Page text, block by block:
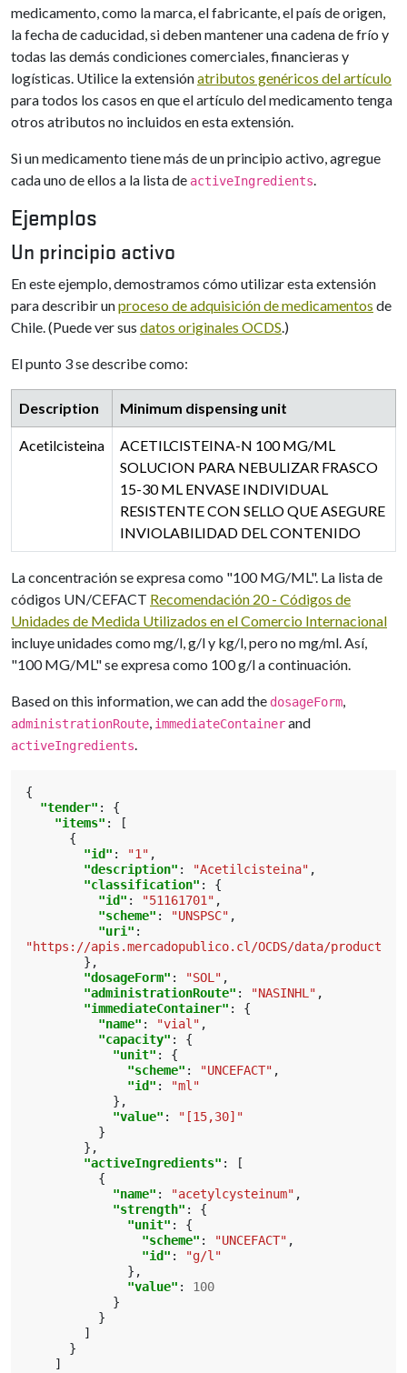
medicamento, como la marca, el fabricante, el país de origen,
la fecha de caducidad, si deben mantener una cadena de frío y
todas las demás condiciones comerciales, financieras y
logísticas. Utilice la extensiónatributos genéricos del artículo
para todos los casos en que el artículo del medicamento tenga
otros atributos no incluidos en esta extensión.
Si un medicamento tiene más de un principio activo, agregue
cada uno de ellos a la lista de activeIngredients.
Ejemplos
Un principio activo
En este ejemplo, demostramos cómo utilizar esta extensión
para describir unproceso de adquisición de medicamentos de
Chile. (Puede ver sus datos originales OCDS.)
El punto 3 se describe como:
Description Minimum dispensing unit
Acetilcisteina
ACETILCISTEINA-N 100 MG/ML
SOLUCION PARA NEBULIZAR FRASCO
15-30 ML ENVASE INDIVIDUAL
RESISTENTE CON SELLO QUE ASEGURE
INVIOLABILIDAD DEL CONTENIDO
La concentración se expresa como "100 MG/ML". La lista de
códigos UN/CEFACT Recomendación 20 - Códigos de
Unidades de Medida Utilizados en el Comercio Internacional
incluye unidades como mg/l, g/l y kg/l, pero no mg/ml. Así,
"100 MG/ML" se expresa como 100 g/l a continuación.
Based on this information, we can add the dosageForm,
administrationRoute, immediateContainerand
activeIngredients.
{
"tender" :
{
"items" :
[
{
"id" : "1" ,
"description" : "Acetilcisteina" ,
"classification" :
{
"id" : "51161701" ,
"scheme" : "UNSPSC" ,
"uri" :
"https://apis.mercadopublico.cl/OCDS/data/productos/
},
"dosageForm" : "SOL" ,
"administrationRoute" : "NASINHL" ,
"immediateContainer" :
{
"name" : "vial" ,
"capacity" :
{
"unit" :
{
"scheme" : "UNCEFACT" ,
"id" :
"ml"
},
"value" :
"[15,30]"
}
},
"activeIngredients" :
[
{
"name" : "acetylcysteinum" ,
"strength" :
{
"unit" :
{
"scheme" : "UNCEFACT" ,
"id" :
"g/l"
},
"value" :
100
}
}
]
}
]